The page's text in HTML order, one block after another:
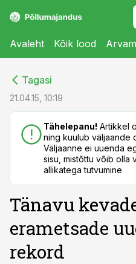
Avaleht Kõik lood
Tagasi
21.04.15, 10:19
Tähelepanu! Artikkel
ning kuulub väljaande
Väljaanne ei uuenda
sisu, mistõttu võib olla
allikatega tutvumine
Tänavu
erametsade
rekord